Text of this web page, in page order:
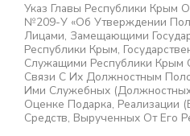
Указ Главы Республики Крым
№209-У «Об Утверждении
Лицами, Замещающими
Республики Крым,
Служащими Республики Крым
Связи С Их Должностным
Ими Служебных
Оценке Подарка, Реализации
Средств, Вырученных От Его